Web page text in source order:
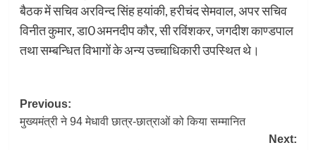
बैठक में सचिव अरविन्द सिंह हयांकी, हरीचंद सेमवाल, अपर सचिव
विनीत कुमार, डा0 अमनदीप कौर, सी रविंशकर, जगदीश काण्डपाल
तथा सम्बन्धित विभागों के अन्य उच्चाधिकारी उपस्थित थे।
Post
navigation
Previous:
मुख्यमंत्री ने 94 मेधावी छात्र-छात्राओं को किया सम्मानित
Next: